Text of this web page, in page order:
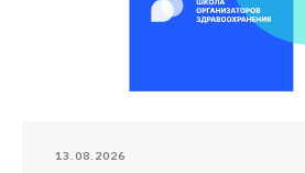
13.08.2026